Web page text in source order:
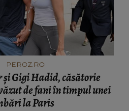
PEROZ.RO
și Gigi Hadid, căsătorie
de fani în timpul unei
la Paris